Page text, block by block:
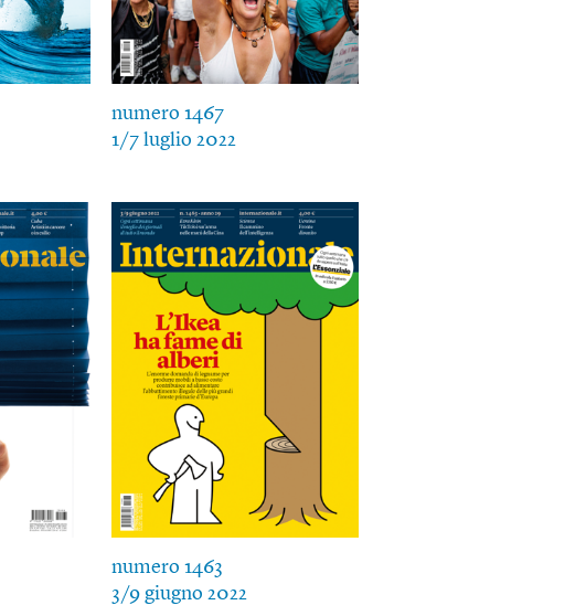
numero 1467
1/7 luglio 2022
numero 1463
3/9 giugno 2022